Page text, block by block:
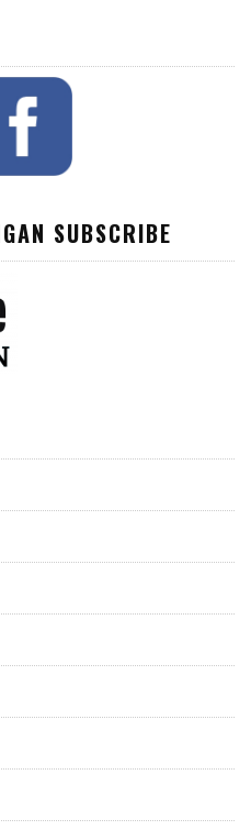
SUBSCRIBE